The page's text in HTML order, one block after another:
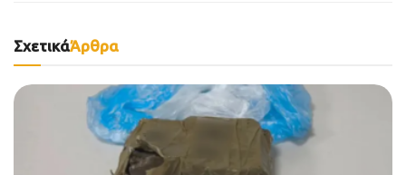
ΣχετικάΆρθρα